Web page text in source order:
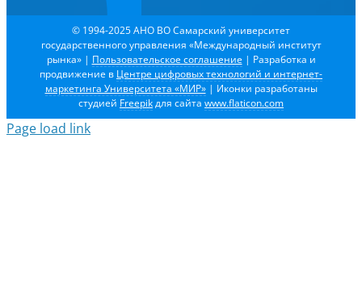
© 1994-2025 АНО ВО Самарский университет
государственного управления «Международный институт
рынка» | Пользовательское соглашение | Разработка и
продвижение в Центре цифровых технологий и интернет-
маркетинга Университета «МИР»| Иконки разработаны
студией Freepikдля сайта www.flaticon.com
Page load link